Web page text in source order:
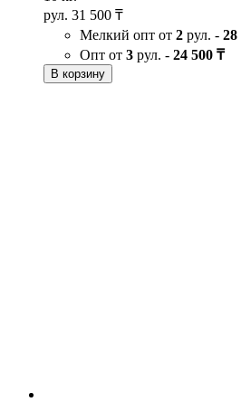
рул. 31 500 ₸
Мелкий опт от 2 рул. - 28
Опт от 3 рул. - 24 500 ₸
В корзину